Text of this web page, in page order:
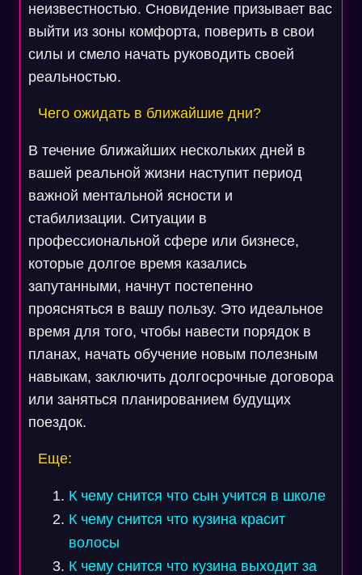
неизвестностью. Сновидение призывает вас
выйти из зоны комфорта, поверить в свои
силы и смело начать руководить своей
реальностью.
Чего ожидать в ближайшие дни?
В течение ближайших нескольких дней в
вашей реальной жизни наступит период
важной ментальной ясности и
стабилизации. Ситуации в
профессиональной сфере или бизнесе,
которые долгое время казались
запутанными, начнут постепенно
проясняться в вашу пользу. Это идеальное
время для того, чтобы навести порядок в
планах, начать обучение новым полезным
навыкам, заключить долгосрочные договора
или заняться планированием будущих
поездок.
Еще:
К чему снится что сын учится в школе
К чему снится что кузина красит
волосы
К чему снится что кузина выходит за